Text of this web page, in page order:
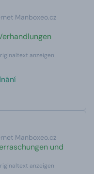
Manboxeo.cz
anzeigen
Manboxeo.cz
und
anzeigen